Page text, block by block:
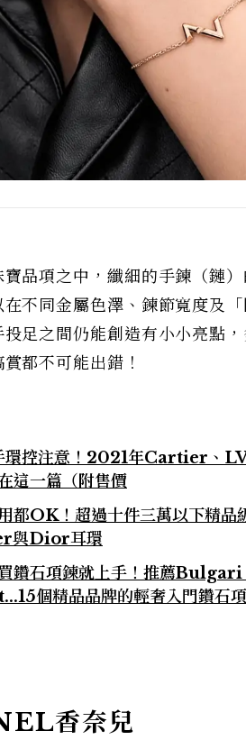
寶品項之中，纖細的手鍊（鏈
不同金屬色澤、鍊節寬度及
足之間仍能創造有小小亮點
都不可能出錯！
環控注意！2021年Cartier
這一篇（附售價
都OK！超過十件三萬以下精
與Dior耳環
鑽石項鍊就上手！推薦
個精品品牌的輕奢入門鑽石
香奈兒